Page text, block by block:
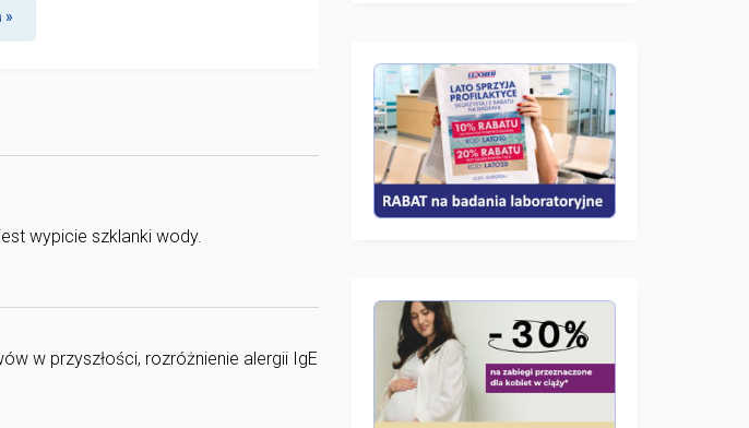
»
wypicie szklanki wody.
w przyszłości, rozróżnienie alergii IgE